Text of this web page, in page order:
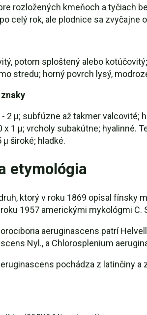
rozložených kmeňoch a tyčiach
celý rok, ale plodnice sa zvyčajne
potom sploštený alebo
stredu; horný povrch lysý,
- 2 µ; subfúzne až takmer valcovité;
1 µ; vrcholy subakútne; hyalinné.
široké; hladké.
etymológia
ktorý v roku 1869 opísal fínsky
1957 americkými mykológmi C.
aeruginascens patrí
Nyl., a Chlorosplenium
pochádza z latinčiny a